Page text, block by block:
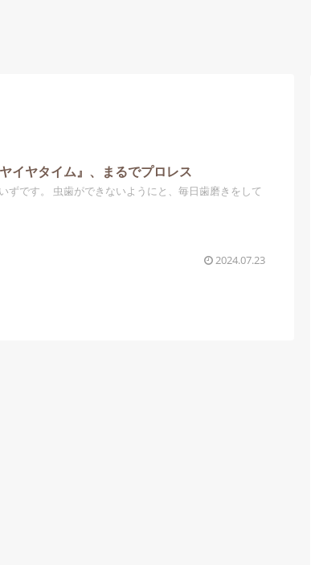
イヤタイム』、まるでプロレス
ずです。 虫歯ができないようにと、毎日歯磨きをして
2024.07.23